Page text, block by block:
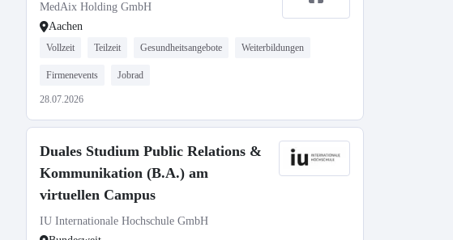
MedAix Holding GmbH
Aachen
Vollzeit Teilzeit Gesundheitsangebote Weiterbildungen
Firmenevents Jobrad
28.07.2026
Duales Studium Public Relations &
Kommunikation (B.A.) am
virtuellen Campus
IU Internationale Hochschule GmbH